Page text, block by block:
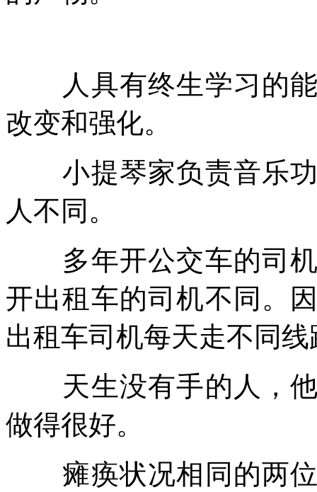
人具有终生学习的能
改变和强化。
小提琴家负责音乐功
人不同。
多年开公交车的司机
开出租车的司机不同。
出租车司机每天走不同
天生没有手的人，他
做得很好。
瘫痪状况相同的两位